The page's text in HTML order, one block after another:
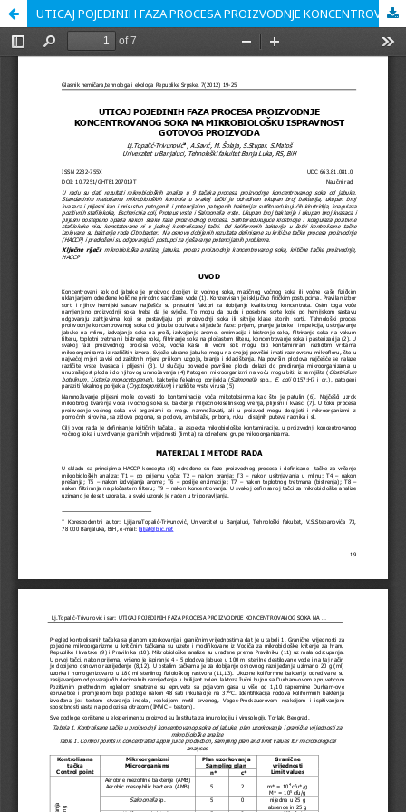
UTICAJ POJEDINIH FAZA PROCESA PROIZVODNJE KONCENTROVANOG SOKA NA MIKROBIOLOŠKU ISPRAVNOST GOTOVOG PROIZVODA